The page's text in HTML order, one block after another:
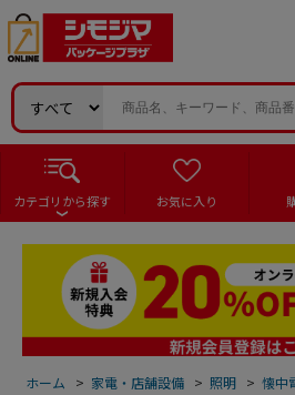
カテゴリから探す お気に入り
ホーム > 家電・店舗設備 > 照明 > 懐中